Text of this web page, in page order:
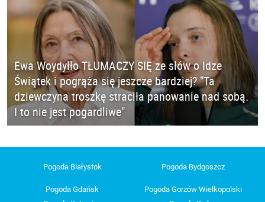
Ewa Woydyłło TŁUMACZY SIĘ ze słów o Idze
Świątek i pogrąża się jeszcze bardziej? "Ta
dziewczyna troszkę straciła panowanie nad sobą.
I to nie jest pogardliwe"
Pogoda Białystok Pogoda Bydgoszcz
Pogoda Gdańsk
Pogoda Gorzów Wielkopolski